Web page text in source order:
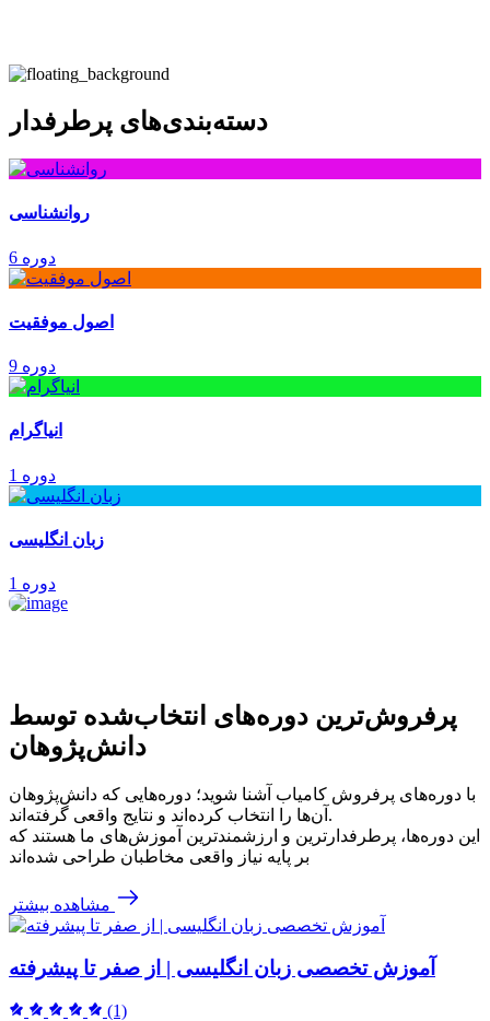
دسته‌بندی‌های پرطرفدار
روانشناسی
6 دوره
اصول موفقیت
9 دوره
انیاگرام
1 دوره
زبان انگلیسی
1 دوره
پرفروش‌ترین‌ دوره‌های انتخاب‌شده توسط
دانش‌پژوهان
با دوره‌های پرفروش کامیاب آشنا شوید؛ دوره‌هایی که دانش‌پژوهان
آن‌ها را انتخاب کرده‌اند و نتایج واقعی گرفته‌اند.
این دوره‌ها، پرطرفدارترین و ارزشمندترین آموزش‌های ما هستند که
بر پایه نیاز واقعی مخاطبان طراحی شده‌اند
مشاهده بیشتر
آموزش تخصصی زبان انگلیسی | از صفر تا پیشرفته
(1)